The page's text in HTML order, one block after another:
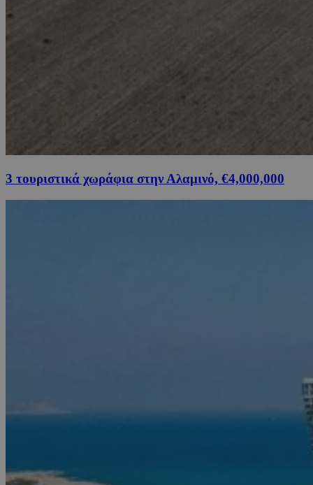
3 τουριστικά χωράφια στην Αλαμινό, €4,000,000